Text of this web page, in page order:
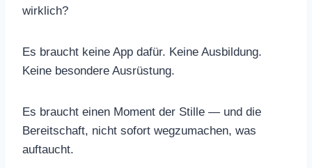
wirklich?
Es braucht keine App dafür. Keine Ausbildung.
Keine besondere Ausrüstung.
Es braucht einen Moment der Stille — und die
Bereitschaft, nicht sofort wegzumachen, was
auftaucht.